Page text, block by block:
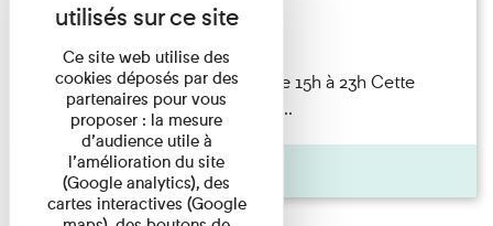
Nuit des musées 23 mai 2026 de 15h à 23h Cette
année encore, le musée prend ...
Pages
Ce site web utilise des
cookies déposés par des
partenaires pour vous
proposer : la mesure
d’audience utile à
l’amélioration du site
(Google analytics), des
cartes interactives (Google